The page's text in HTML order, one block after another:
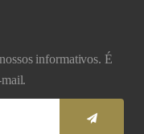
informativos. É